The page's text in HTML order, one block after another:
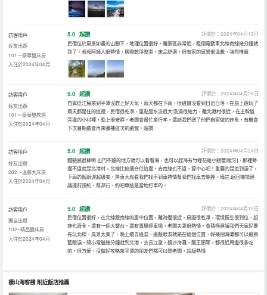
訪客用戶
好友出遊
101～豪華雙床房
入住於2024年04月
5.0 超讚
評價於：2024年04月19日
民宿位於風景如畫的山腳下，地理位置很好，離景區非常近，租個電動車北線南線幾分鐘就
到了。叔叔阿姨人很熱情，房間乾淨整潔，床品舒適，很有家的感覺很溫馨，強烈推薦
訪客用戶
好友出遊
101～豪華雙床房
入住於2024年04月
5.0 超讚
評價於：2024年04月26日
自駕從江蘇來到平潭沒趕上好天氣，兩天都在下雨，很遺憾沒看到日出日落，在島上遊玩了
兩天都是住的這裡，民宿很乾凈，重點是水流很大!洗澡很給力，離北港村很近，在主幹道
旁邊的小村裡，晚上很安靜，老闆會幫忙拿行李，還給我們送了他們自家做的炸魚，有機會
下次暑期還會再來彌補這次的遺憾。超讚
訪客用戶
好友出遊
202～溫馨大床房
入住於2024年04月
5.0 超讚
評價於：2024年04月24日
體驗感很棒喲 出門不遠的地方就可以看看海，也可以趕海有竹蟶花蛤小螃蟹[呲牙]，那裡旁
邊不遠就是北港村，北線比較適合住這邊。去南線也不遠，算中心吧！重要的是追到淚了，
下雨的藍眼淚超級美，房東大叔看我們找不到車熱情幫我們找車去縣裡。備註:返回機場建
議提前預約，幫邦行，約吧車這是當地打車的。
訪客用戶
獨自出遊
102~精品雙床房
入住於2024年04月
5.0 超讚
評價於：2024年04月19日
民宿位置很好，在北線跟南線的居中位置，離海邊很近，房間很乾凈，環境衞生很到位，設
施也齊全，還有一個大露台，還有專屬停車場，老闆夫妻很熱情，會積極建議我們天氣好要
先玩北線，風景太美了，晚上還去追淚，追藍眼淚就是在這個位置，好幾個海灘都可以追到
藍眼淚，騎小電驢幾分鐘就到北港，去長江滶，鏡沙海灘，龍王頭等，都很近周邊很多吃
的，很方便，沒做好攻略來平潭的朋友們都可以問老闆，超級熱情
棲山海客棧附近飯店推薦